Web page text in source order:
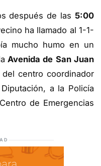
después de las 5:00
ha llamado al 1-1-
mucho humo en un
Avenida de San Juan
centro coordinador
a la Policía
de Emergencias